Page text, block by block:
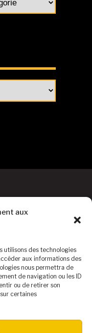
aux
utilisons des technologies
aux informations des
nous permettra de
de navigation ou les ID
ou de retirer son
certaines